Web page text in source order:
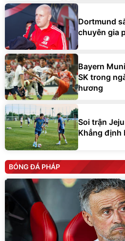
Dortmund
chuyên gia
Bayern
SK trong
hương
Soi trận
Khẳng định
BÓNG ĐÁ PHÁP